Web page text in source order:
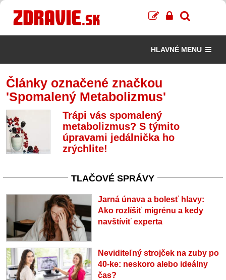
HLAVNÉ MENU
Články označené značkou
'Spomalený Metabolizmus'
Trápi vás spomalený
metabolizmus? S týmito
úpravami jedálnička ho
zrýchlite!
TLAČOVÉ SPRÁVY
Jarná únava a bolesť hlavy:
Ako rozlíšiť migrénu a kedy
navštíviť experta
Neviditeľný strojček na zuby po
40-ke: neskoro alebo ideálny
čas?